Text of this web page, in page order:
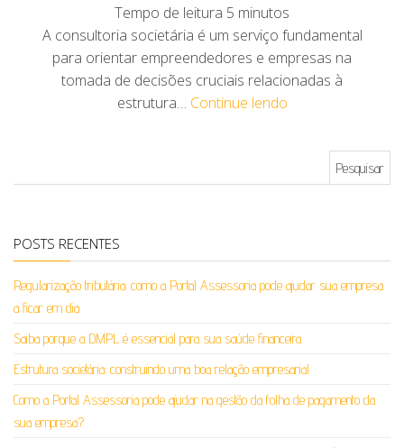
Tempo de leitura 5 minutos
A consultoria societária é um serviço fundamental
para orientar empreendedores e empresas na
tomada de decisões cruciais relacionadas à
estrutura… Continue lendo
POSTS RECENTES
Regularização tributária: como a Portal Assessoria pode ajudar sua empresa
a ficar em dia
Saiba porque a DMPL é essencial para sua saúde financeira
Estrutura societária: construindo uma boa relação empresarial
Como a Portal Assessoria pode ajudar na gestão da folha de pagamento da
sua empresa?